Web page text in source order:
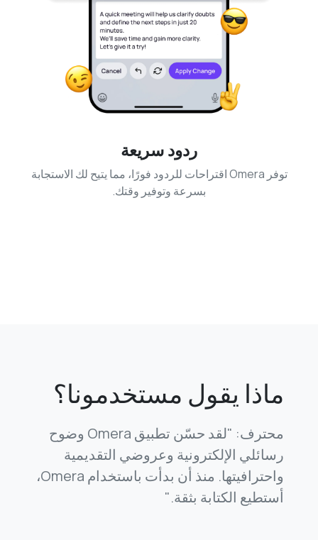
ردود سريعة
توفر Omera اقتراحات للردود فورًا، مما يتيح لك الاستجابة
بسرعة وتوفير وقتك.
ماذا يقول مستخدمونا؟
محترف: "لقد حسّن تطبيق Omera وضوح
رسائلي الإلكترونية وعروضي التقديمية
واحترافيتها. منذ أن بدأت باستخدام Omera،
أستطيع الكتابة بثقة."